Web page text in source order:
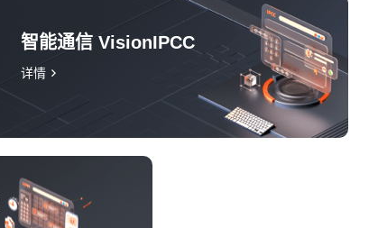
智能通信 VisionIPCC
详情